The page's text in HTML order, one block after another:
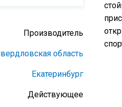
Производитель
область
Екатеринбург
Действующее